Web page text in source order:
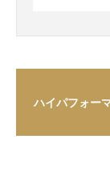
ハイパフォー